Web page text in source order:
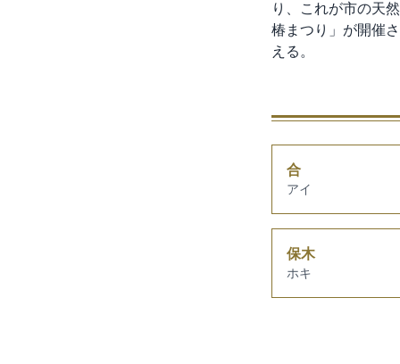
り、これが市の天
椿まつり」が開催
える。
合
アイ
保木
ホキ